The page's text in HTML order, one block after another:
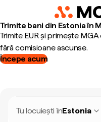
Trimite bani din Estonia în
Trimite EUR și primește
fără comisioane ascunse.
Începe acum
Tu locuiești înEstonia